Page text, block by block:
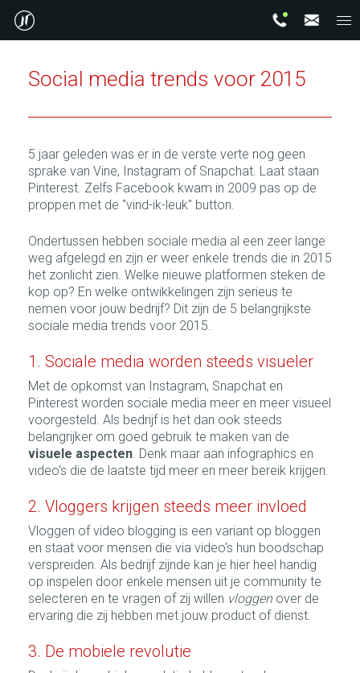
Social media trends voor 2015
5 jaar geleden was er in de verste verte nog geen
sprake van Vine, Instagram of Snapchat. Laat staan
Pinterest. Zelfs Facebook kwam in 2009 pas op de
proppen met de "vind-ik-leuk" button.
Ondertussen hebben sociale media al een zeer lange
weg afgelegd en zijn er weer enkele trends die in 2015
het zonlicht zien. Welke nieuwe platformen steken de
kop op? En welke ontwikkelingen zijn serieus te
nemen voor jouw bedrijf? Dit zijn de 5 belangrijkste
sociale media trends voor 2015.
1. Sociale media worden steeds visueler
Met de opkomst van Instagram, Snapchat en
Pinterest worden sociale media meer en meer visueel
voorgesteld. Als bedrijf is het dan ook steeds
belangrijker om goed gebruik te maken van de
visuele aspecten. Denk maar aan infographics en
video's die de laatste tijd meer en meer bereik krijgen.
2. Vloggers krijgen steeds meer invloed
Vloggen of video blogging is een variant op bloggen
en staat voor mensen die via video's hun boodschap
verspreiden. Als bedrijf zijnde kan je hier heel handig
op inspelen door enkele mensen uit je community te
selecteren en te vragen of zij willen vloggen over de
ervaring die zij hebben met jouw product of dienst.
3. De mobiele revolutie